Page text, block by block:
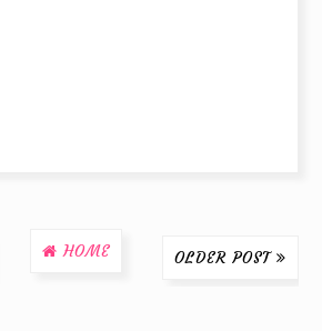
OLDER POST
HOME